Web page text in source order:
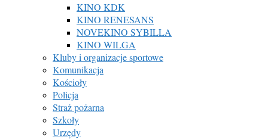
KINO KDK
KINO RENESANS
NOVEKINO SYBILLA
KINO WILGA
Kluby i organizacje sportowe
Komunikacja
Kościoły
Policja
Straż pożarna
Szkoły
Urzędy